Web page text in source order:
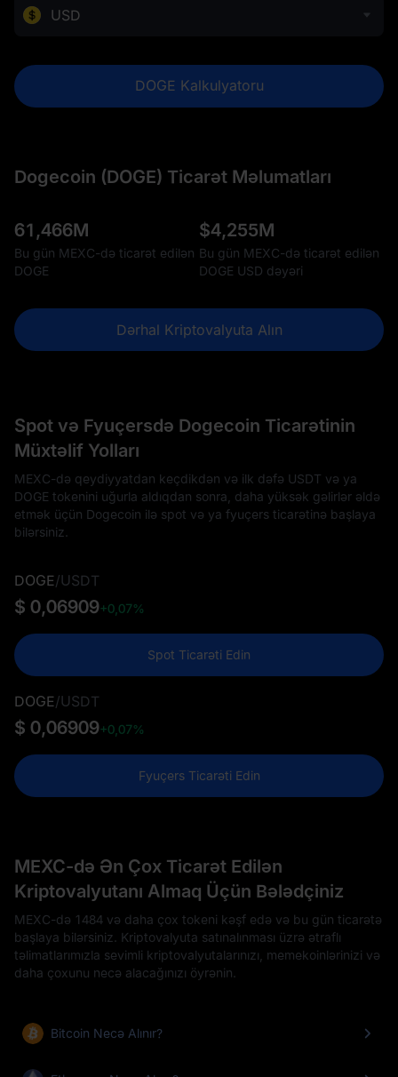
USD
DOGE Kalkulyatoru
Dogecoin (DOGE) Ticarət Məlumatları
61,466M
Bu gün MEXC-də ticarət edilən
DOGE
$4,255M
Bu gün MEXC-də ticarət edilən
DOGE USD dəyəri
Dərhal Kriptovalyuta Alın
Spot və Fyuçersdə Dogecoin Ticarətinin
Müxtəlif Yolları
MEXC-də qeydiyyatdan keçdikdən və ilk dəfə USDT və ya
DOGE tokenini uğurla aldıqdan sonra, daha yüksək gəlirlər əldə
etmək üçün Dogecoin ilə spot və ya fyuçers ticarətinə başlaya
bilərsiniz.
DOGE/USDT
$ 0,06909+0,07%
Spot Ticarəti Edin
DOGE/USDT
$ 0,06909+0,07%
Fyuçers Ticarəti Edin
MEXC-də Ən Çox Ticarət Edilən
Kriptovalyutanı Almaq Üçün Bələdçiniz
MEXC-də 1484 və daha çox tokeni kəşf edə və bu gün ticarətə
başlaya bilərsiniz. Kriptovalyuta satınalınması üzrə ətraflı
təlimatlarımızla sevimli kriptovalyutalarınızı, memekoinlərinizi və
daha çoxunu necə alacağınızı öyrənin.
Bitcoin Necə Alınır?